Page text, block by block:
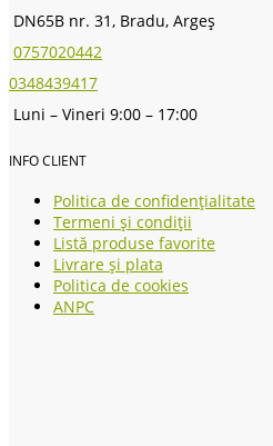
DN65B nr. 31, Bradu, Argeș
0757020442
0348439417
Luni – Vineri 9:00 – 17:00
INFO CLIENT
Politica de confidențialitate
Termeni și condiții
Listă produse favorite
Livrare și plata
Politica de cookies
ANPC